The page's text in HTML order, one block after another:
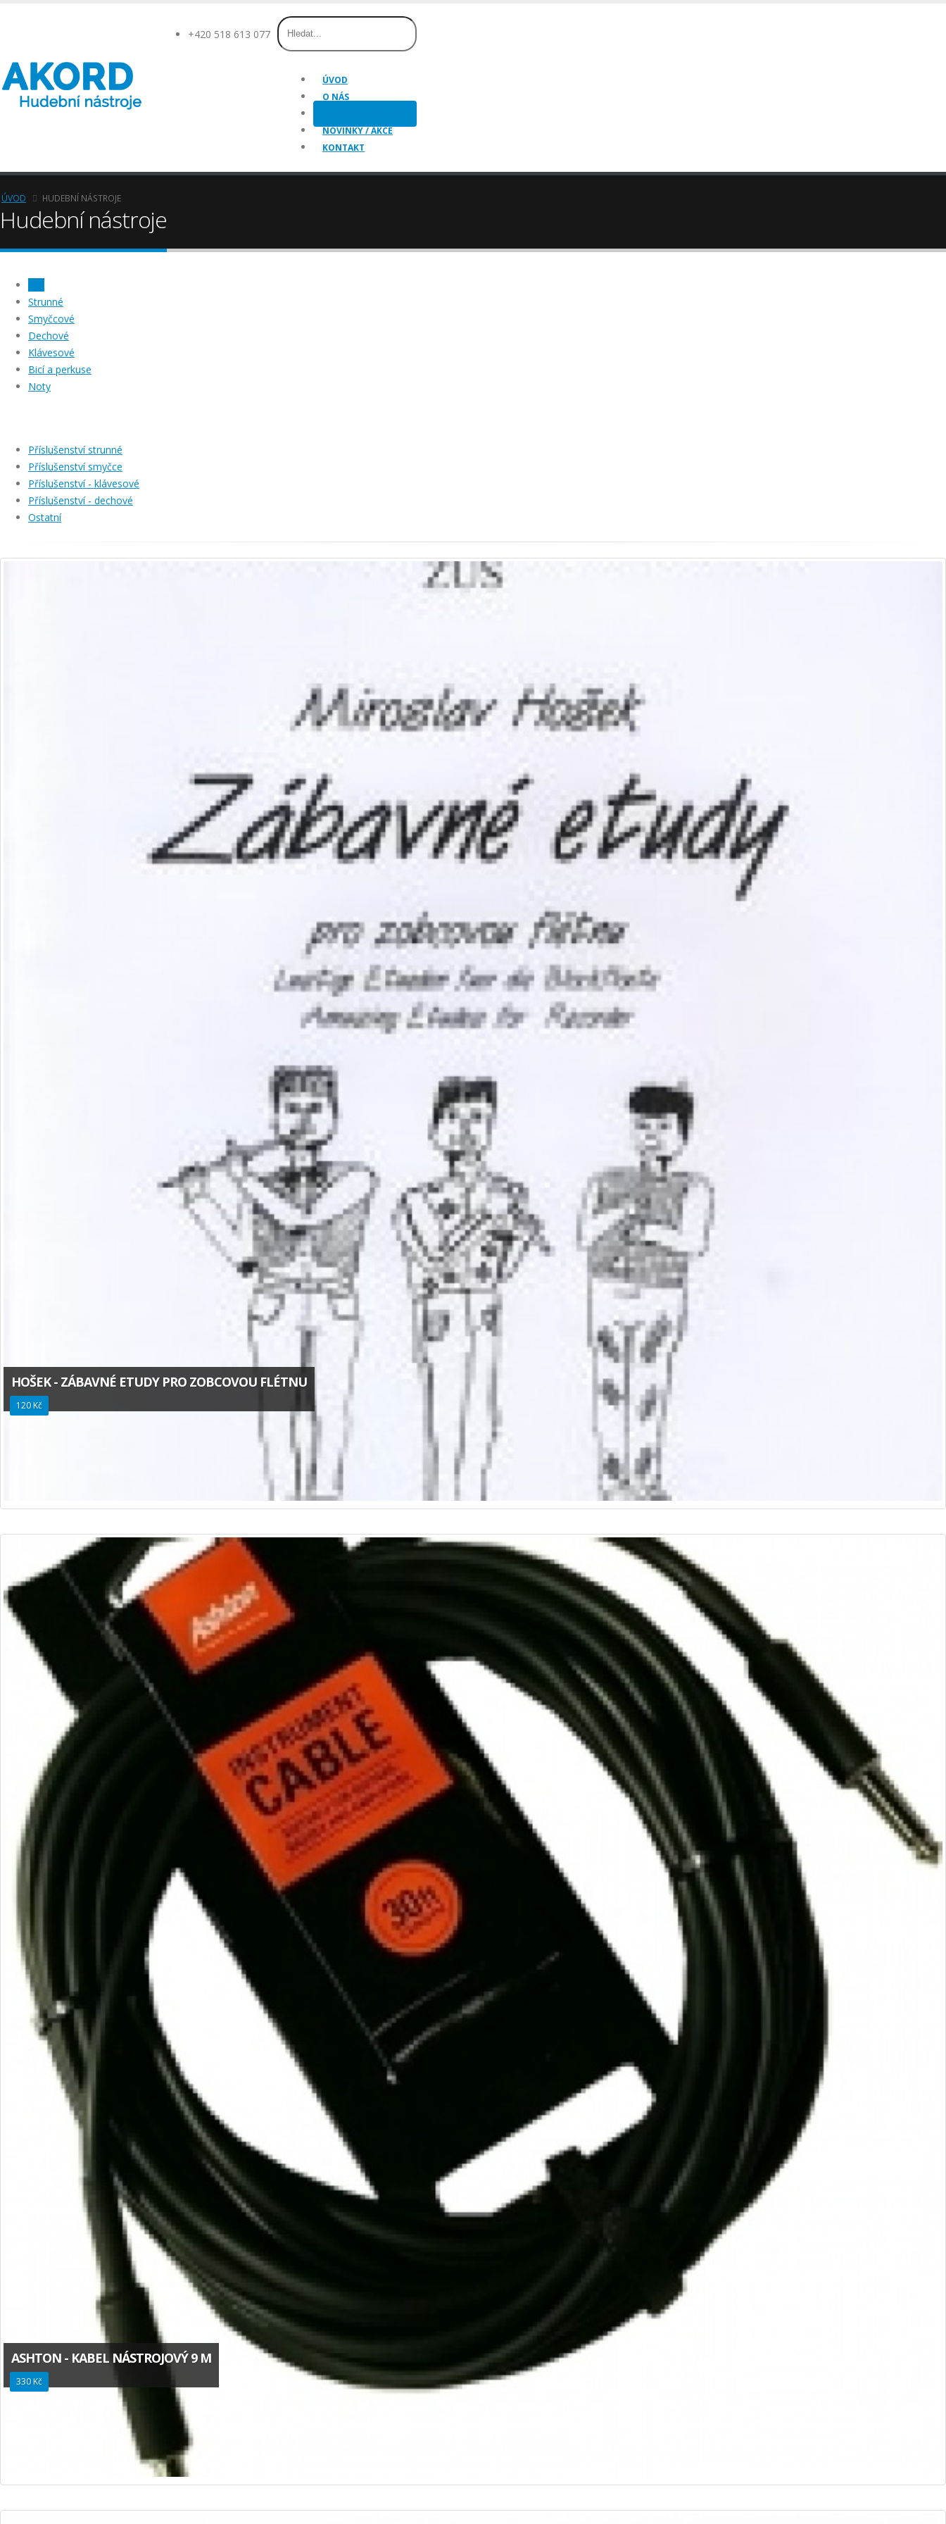
+420 518 613 077
ÚVOD
O NÁS
NOVINKY / AKCE
KONTAKT
ÚVOD HUDEBNÍ NÁSTROJE
Hudební nástroje
Strunné
Smyčcové
Dechové
Klávesové
Bicí a perkuse
Noty
Příslušenství strunné
Příslušenství smyčce
Příslušenství - klávesové
Příslušenství - dechové
Ostatní
HOŠEK - ZÁBAVNÉ ETUDY PRO ZOBCOVOU FLÉTNU
120 Kč
ASHTON - KABEL NÁSTROJOVÝ 9 M
330 Kč